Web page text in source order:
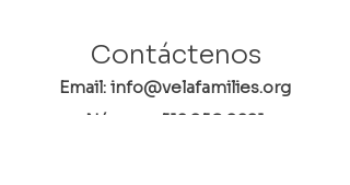
Contáctenos
Email: info@velafamilies.org
Número:
512.850.8281